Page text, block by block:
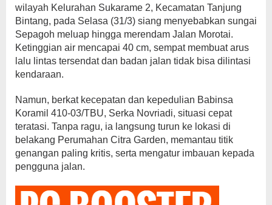
wilayah Kelurahan Sukarame 2, Kecamatan Tanjung
Bintang, pada Selasa (31/3) siang menyebabkan sungai
Sepagoh meluap hingga merendam Jalan Morotai.
Ketinggian air mencapai 40 cm, sempat membuat arus
lalu lintas tersendat dan badan jalan tidak bisa dilintasi
kendaraan.
Namun, berkat kecepatan dan kepedulian Babinsa
Koramil 410-03/TBU, Serka Novriadi, situasi cepat
teratasi. Tanpa ragu, ia langsung turun ke lokasi di
belakang Perumahan Citra Garden, memantau titik
genangan paling kritis, serta mengatur imbauan kepada
pengguna jalan.